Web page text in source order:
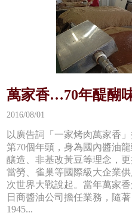
萬家香…70年醍醐
2016/08/01
以廣告詞「一家烤肉萬家香
第70個年頭，身為國內醬油
釀造、非基改黃豆等理念，
當勞、雀巢等國際級大企業
次世界大戰說起。當年萬家
日商醬油公司擔任業務，隨
1945...